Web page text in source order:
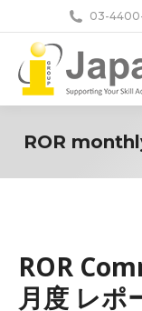
03-
ROR
ROR
月度 レポ